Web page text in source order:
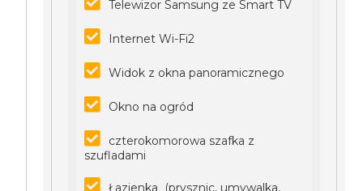
Telewizor Samsung ze Smart TV
Internet Wi-Fi2
Widok z okna panoramicznego
Okno na ogród
czterokomorowa szafka z
szufladami
Łazienka (prysznic, umywalka,